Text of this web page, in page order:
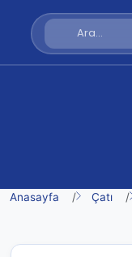
Anasayfa Çatı